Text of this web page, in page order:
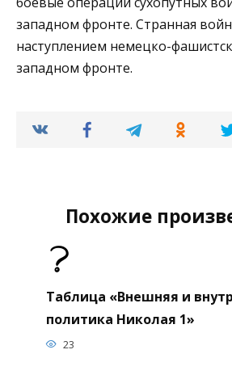
западном фронте. Странная
наступлением немецко-
западном фронте.
Похожие
Таблица «Внешняя и
политика Николая 1»
23